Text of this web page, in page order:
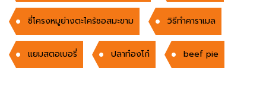
ซี่โครงหมูย่างตะไคร้ซอสมะขาม วิธีทำคาราเมล
แยมสตอเบอรี่ ปลาท๋องโก๋ beef pie